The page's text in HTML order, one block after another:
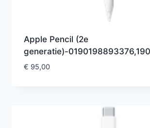
Apple Pencil (2e
generatie)-
€ 95,00